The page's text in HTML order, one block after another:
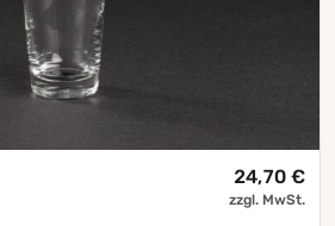
24,70 €
zzgl. MwSt.